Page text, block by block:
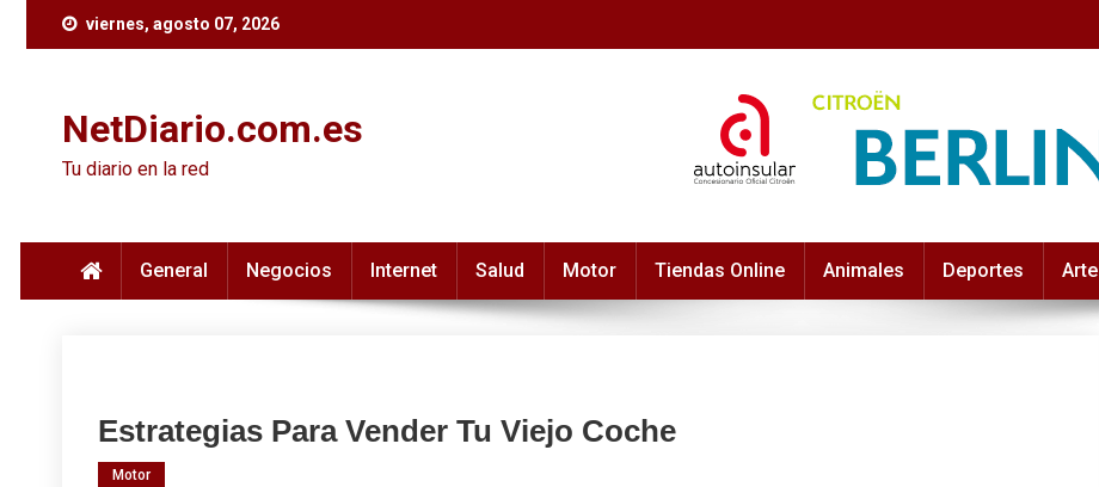
viernes, agosto 07, 2026
NetDiario.com.es
Tu diario en la red
General Negocios Internet Salud Motor Tiendas Online Animales Deportes Arte
Estrategias Para Vender Tu Viejo Coche
Motor